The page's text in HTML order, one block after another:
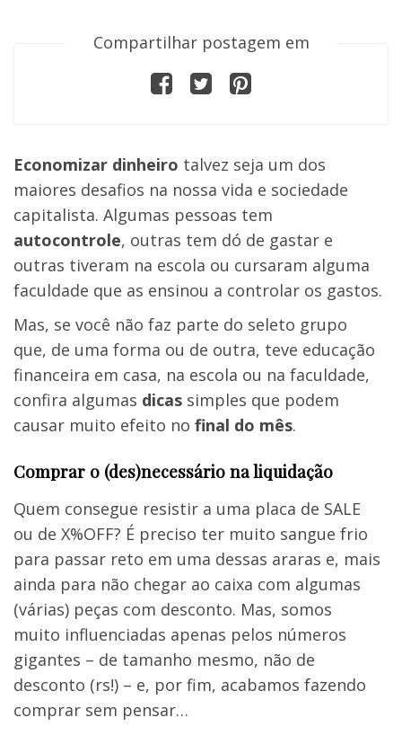
Compartilhar postagem em
Economizar dinheiro talvez seja um dos
maiores desafios na nossa vida e sociedade
capitalista. Algumas pessoas tem
autocontrole, outras tem dó de gastar e
outras tiveram na escola ou cursaram alguma
faculdade que as ensinou a controlar os gastos.
Mas, se você não faz parte do seleto grupo
que, de uma forma ou de outra, teve educação
financeira em casa, na escola ou na faculdade,
confira algumas dicas simples que podem
causar muito efeito no final do mês.
Comprar o (des)necessário na liquidação
Quem consegue resistir a uma placa de SALE
ou de X%OFF? É preciso ter muito sangue frio
para passar reto em uma dessas araras e, mais
ainda para não chegar ao caixa com algumas
(várias) peças com desconto. Mas, somos
muito influenciadas apenas pelos números
gigantes – de tamanho mesmo, não de
desconto (rs!) – e, por fim, acabamos fazendo
comprar sem pensar…